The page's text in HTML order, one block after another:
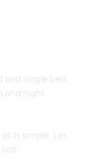
single bed.
and night.
lit simple. Les